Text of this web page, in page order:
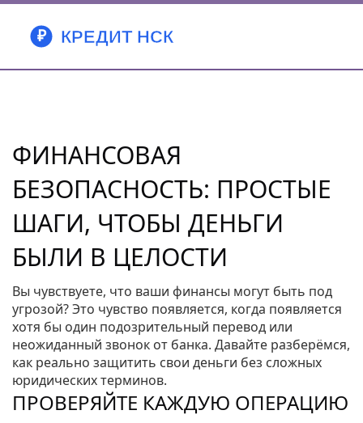
ФИНАНСОВАЯ
БЕЗОПАСНОСТЬ: ПРОСТЫЕ
ШАГИ, ЧТОБЫ ДЕНЬГИ
БЫЛИ В ЦЕЛОСТИ
Вы чувствуете, что ваши финансы могут быть под
угрозой? Это чувство появляется, когда появляется
хотя бы один подозрительный перевод или
неожиданный звонок от банка. Давайте разберёмся,
как реально защитить свои деньги без сложных
юридических терминов.
ПРОВЕРЯЙТЕ КАЖДУЮ ОПЕРАЦИЮ